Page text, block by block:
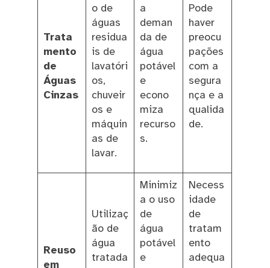
Trata
mento
de
Águas
Cinzas
o de
águas
residua
is de
lavatóri
os,
chuveir
os e
máquin
as de
lavar.
a
deman
da de
água
potável
e
econo
miza
recurso
s.
Pode
haver
preocu
pações
com a
segura
nça e a
qualida
de.
Reuso
em
Utilizaç
ão de
água
tratada
Minimiz
a o uso
de
água
potável
e
Necess
idade
de
tratam
ento
adequa